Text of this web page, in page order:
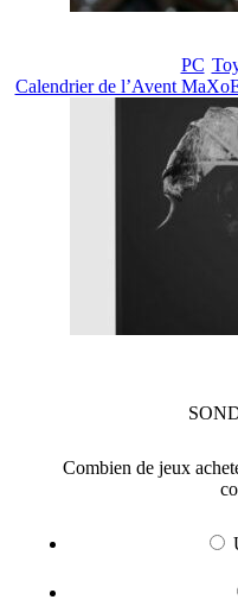
PC
Calendrier de l’Avent
Combien de jeux